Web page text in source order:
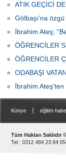
ATIK GEÇİCİ
Gölbaşı'na
İbrahim Ateş;
ÖĞRENCİLER
ÖĞRENCİLER
ODABAŞI
İbrahim Ateş'ten
Künye eğitim
Tüm Hakları Saklıdır
Tel : 0312 484 23 84